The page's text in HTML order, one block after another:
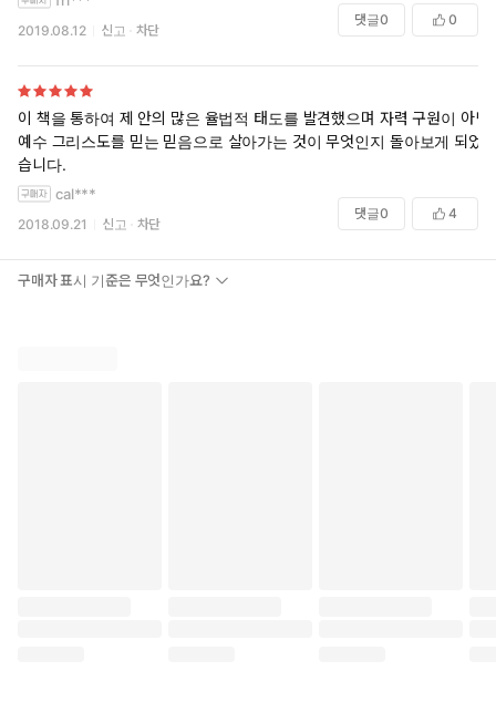
2019.08.12 신고 차단
댓글0 0
이 책을 통하여 제 안의 많은 율법적 태도를 발견했으며 자력 구원이 아닌
예수 그리스도를 믿는 믿음으로 살아가는 것이 무엇인지 돌아보게 되었
습니다.
cal***
2018.09.21 신고 차단
댓글0 4
구매자 표시 기준은 무엇인가요?